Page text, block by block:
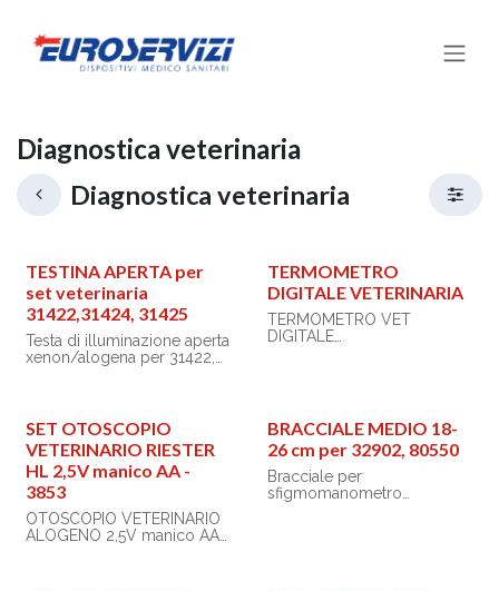
Diagnostica veterinaria
Diagnostica veterinaria
TESTINA APERTA per
set veterinaria
31422,31424, 31425
Testa di illuminazione aperta
xenon/alogena per 31422,
TERMOMETRO
DIGITALE VETERINARIA
TERMOMETRO VET
DIGITALE
mm
Scatola e manuale
multilingue: GB, FR, IT, ES,
PT, GR. • Range di
misurazione: 32 ~ 42,9 °C
SET OTOSCOPIO
VETERINARIO RIESTER
HL 2,5V manico AA -
3853
OTOSCOPIO VETERINARIO
ALOGENO 2,5V manico AA -
BRACCIALE MEDIO 18-
26 cm per 32902, 80550
Bracciale per
sfigmomanometro